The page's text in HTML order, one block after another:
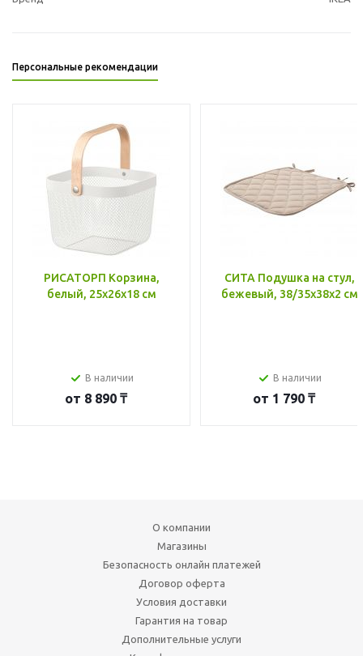
Персональные рекомендации
РИСАТОРП Корзина,
белый, 25x26x18 см
В наличии
от 8 890 ₸
СИТА Подушка на стул,
бежевый, 38/35x38x2 см
В наличии
от 1 790 ₸
О компании
Магазины
Безопасность онлайн платежей
Договор оферта
Условия доставки
Гарантия на товар
Дополнительные услуги